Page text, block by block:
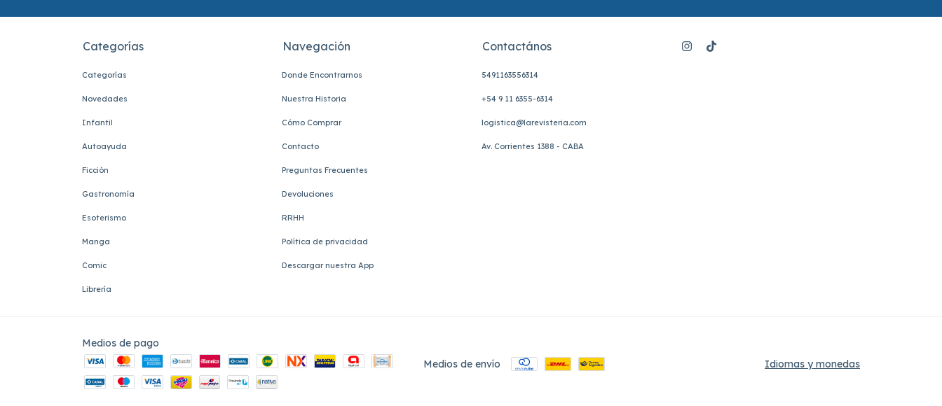
Categorías
Categorías
Novedades
Infantil
Autoayuda
Ficción
Gastronomía
Esoterismo
Manga
Comic
Librería
Navegación
Donde Encontrarnos
Nuestra Historia
Cómo Comprar
Contacto
Preguntas Frecuentes
Devoluciones
RRHH
Política de privacidad
Descargar nuestra App
Contactános
5491163556314
+54 9 11 6355-6314
logistica@larevisteria.com
Av. Corrientes 1388 - CABA
Medios de pago
Medios de envío
Idiomas y monedas